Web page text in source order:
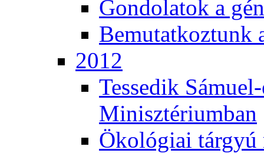
Gondolatok a
Bemutatkoztunk
2012
Tessedik
Minisztériumban
Ökológiai tárgyú